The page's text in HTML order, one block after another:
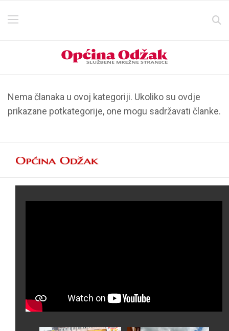
Nema članaka u ovoj kategoriji. Ukoliko su ovdje
prikazane potkategorije, one mogu sadržavati članke.